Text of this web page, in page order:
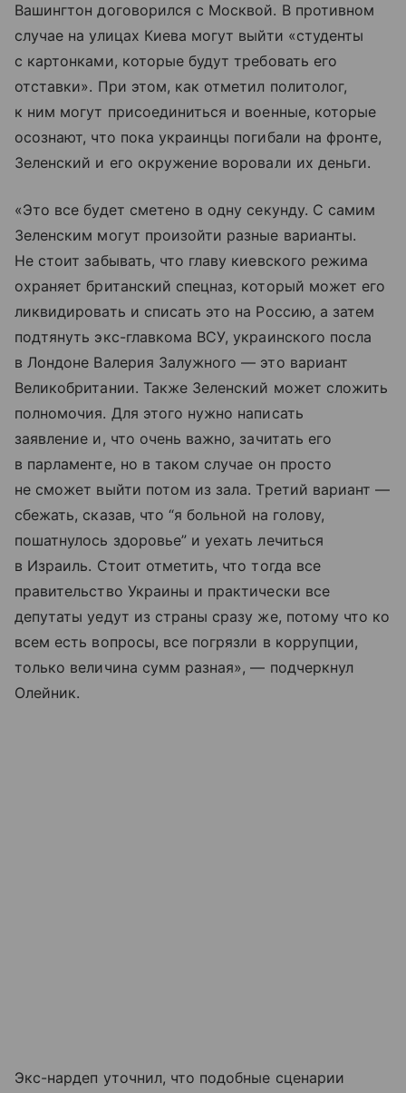
Вашингтон договорился с Москвой. В противном
случае на улицах Киева могут выйти «студенты
с картонками, которые будут требовать его
отставки». При этом, как отметил политолог,
к ним могут присоединиться и военные, которые
осознают, что пока украинцы погибали на фронте,
Зеленский и его окружение воровали их деньги.
«Это все будет сметено в одну секунду. С самим
Зеленским могут произойти разные варианты.
Не стоит забывать, что главу киевского режима
охраняет британский спецназ, который может его
ликвидировать и списать это на Россию, а затем
подтянуть экс-главкома ВСУ, украинского посла
в Лондоне Валерия Залужного — это вариант
Великобритании. Также Зеленский может сложить
полномочия. Для этого нужно написать
заявление и, что очень важно, зачитать его
в парламенте, но в таком случае он просто
не сможет выйти потом из зала. Третий вариант —
сбежать, сказав, что “я больной на голову,
пошатнулось здоровье” и уехать лечиться
в Израиль. Стоит отметить, что тогда все
правительство Украины и практически все
депутаты уедут из страны сразу же, потому что ко
всем есть вопросы, все погрязли в коррупции,
только величина сумм разная», — подчеркнул
Олейник.
Экс-нардеп уточнил, что подобные сценарии